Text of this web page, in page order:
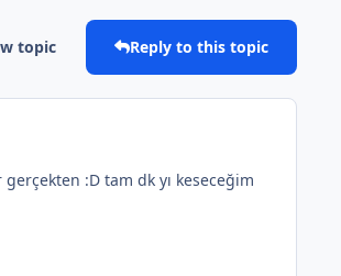
topic Reply to this topic
:D tam dk yı keseceğim